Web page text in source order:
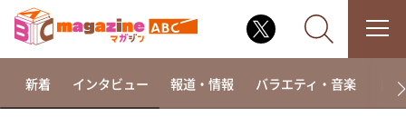
新着 インタビュー 報道・情報 バラエティ・音楽 ド